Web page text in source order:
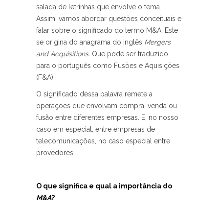
salada de letrinhas que envolve o tema.
Assim, vamos abordar questões conceituais e
falar sobre o significado do termo M&A. Este
se origina do anagrama do inglês Mergers
and Acquisitions. Que pode ser traduzido
para o português como Fusões e Aquisições
(F&A).
O significado dessa palavra remete a
operações que envolvam compra, venda ou
fusão entre diferentes empresas. E, no nosso
caso em especial, entre empresas de
telecomunicações, no caso especial entre
provedores.
O que significa e qual a importância do
M&A?